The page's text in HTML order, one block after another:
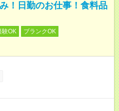
！日勤のお仕事！食料品
験OK
ブランクOK